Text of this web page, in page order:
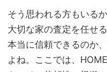
そう思われる方もいる
大切な家の査定を任せ
本当に信頼できるのか
よね。ここでは、